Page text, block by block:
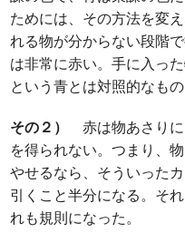
ためには、その方法を変
れる物が分からない段階
は非常に赤い。手に入っ
という青とは対照的なもの
その２）
赤は物あさり
を得られない。つまり、
やせるなら、そういった
引くこと半分になる。そ
れも規則になった。